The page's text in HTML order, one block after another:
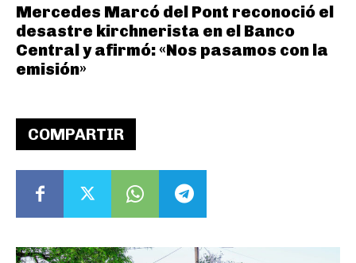
COMPARTIR
Mercedes Marcó del Pont reconoció el
desastre kirchnerista en el Banco
Central y afirmó: «Nos pasamos con la
emisión»